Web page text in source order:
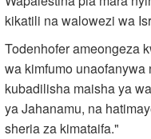
kikatili na walowezi wa
Todenhofer ameongeza
wa kimfumo
kubadilisha maisha ya
ya Jahanamu, na
sheria za kimataifa."